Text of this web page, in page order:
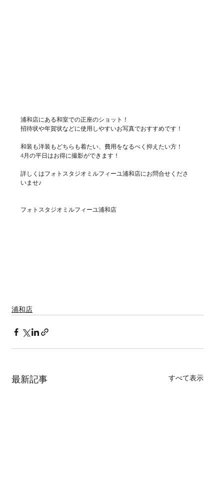
浦和店にある和室での正座のショット！
招待状や年賀状などに使用しやすいお写真でおすすめです！
和装も洋装もどちらも着たい、費用をなるべく抑えたい方！
4月の平日はお得に撮影ができます！
詳しくはフォトスタジオミルフィーユ浦和店にお問合せくださ
いませ♪
フォトスタジオミルフィーユ浦和店
浦和店
最新記事 すべて表示